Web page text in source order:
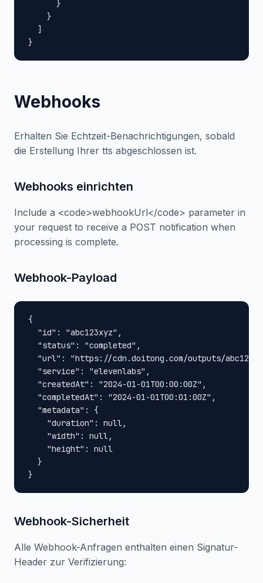
      }
    }
  ]
}
Webhooks
Erhalten Sie Echtzeit-Benachrichtigungen, sobald
die Erstellung Ihrer tts abgeschlossen ist.
Webhooks einrichten
Include a <code>webhookUrl</code> parameter in
your request to receive a POST notification when
processing is complete.
Webhook-Payload
{
  "id": "abc123xyz",
  "status": "completed",
"url": "https://cdn.doitong.com/outputs/
  "service": "elevenlabs",
  "createdAt": "2024-01-01T00:00:00Z",
  "completedAt": "2024-01-01T00:01:00Z",
  "metadata": {
    "duration": null,
    "width": null,
    "height": null
  }
}
Webhook-Sicherheit
Alle Webhook-Anfragen enthalten einen Signatur-
Header zur Verifizierung: